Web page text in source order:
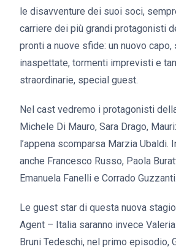
le disavventure dei suoi soci,
carriere dei più grandi protagonisti
pronti a nuove sfide: un nuovo capo,
inaspettate, tormenti imprevisti e
straordinarie, special guest.
Nel cast vedremo i protagonisti
Michele Di Mauro, Sara Drago,
l’appena scomparsa Marzia Ubaldi.
anche Francesco Russo, Paola
Emanuela Fanelli e Corrado Guzzanti.
Le guest star di questa nuova
Agent – Italia saranno invece
Bruni Tedeschi, nel primo episodio,